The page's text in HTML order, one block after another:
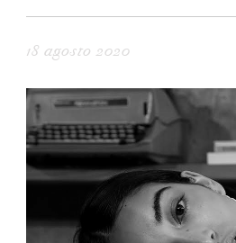
18 agosto 2020